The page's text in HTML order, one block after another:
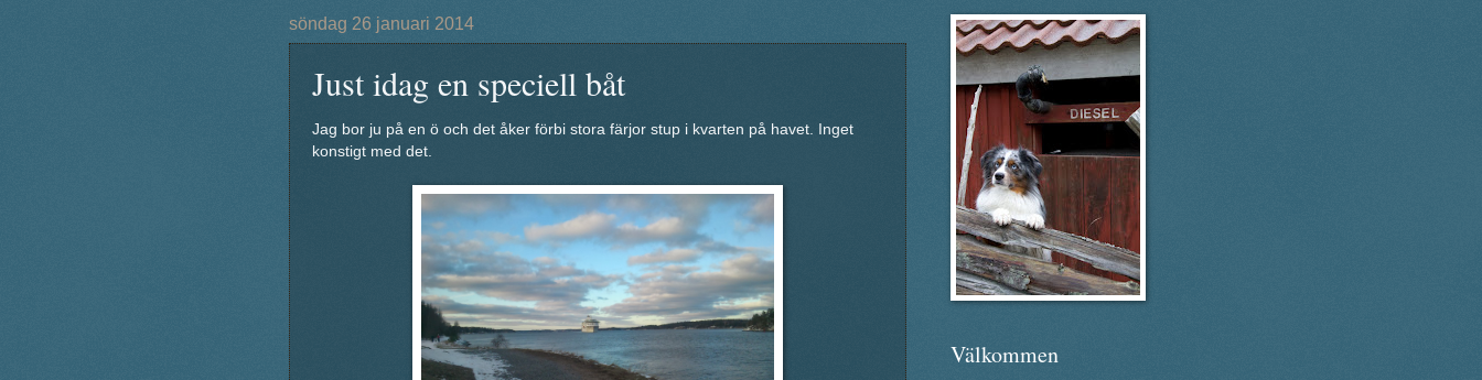
söndag 26 januari 2014
Just idag en speciell båt
Jag bor ju på en ö och det åker förbi stora färjor stup i kvarten på havet. Inget
konstigt med det.
Välkommen